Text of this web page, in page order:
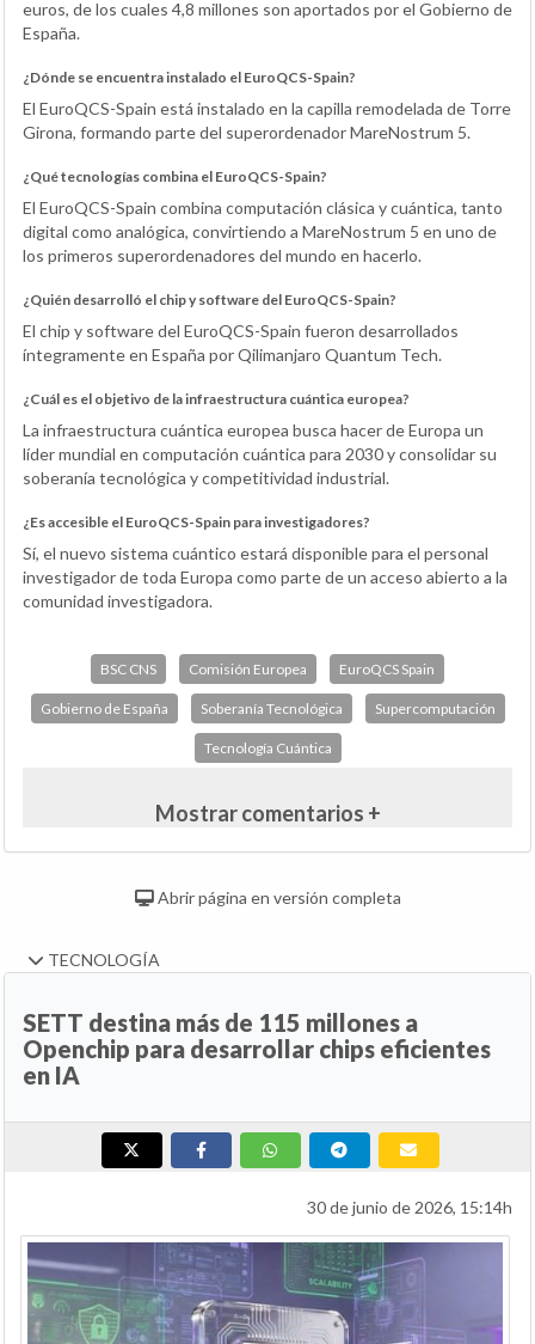
euros, de los cuales 4,8 millones son aportados por el Gobierno de
España.
¿Dónde se encuentra instalado el EuroQCS-Spain?
El EuroQCS-Spain está instalado en la capilla remodelada de Torre
Girona, formando parte del superordenador MareNostrum 5.
¿Qué tecnologías combina el EuroQCS-Spain?
El EuroQCS-Spain combina computación clásica y cuántica, tanto
digital como analógica, convirtiendo a MareNostrum 5 en uno de
los primeros superordenadores del mundo en hacerlo.
¿Quién desarrolló el chip y software del EuroQCS-Spain?
El chip y software del EuroQCS-Spain fueron desarrollados
íntegramente en España por Qilimanjaro Quantum Tech.
¿Cuál es el objetivo de la infraestructura cuántica europea?
La infraestructura cuántica europea busca hacer de Europa un
líder mundial en computación cuántica para 2030 y consolidar su
soberanía tecnológica y competitividad industrial.
¿Es accesible el EuroQCS-Spain para investigadores?
Sí, el nuevo sistema cuántico estará disponible para el personal
investigador de toda Europa como parte de un acceso abierto a la
comunidad investigadora.
BSC CNS Comisión Europea EuroQCS Spain
Gobierno de España Soberanía Tecnológica Supercomputación
Tecnología Cuántica
Mostrar comentarios +
Abrir página en versión completa
TECNOLOGÍA
SETT destina más de 115 millones a
Openchip para desarrollar chips eficientes
en IA
30 de junio de 2026, 15:14h